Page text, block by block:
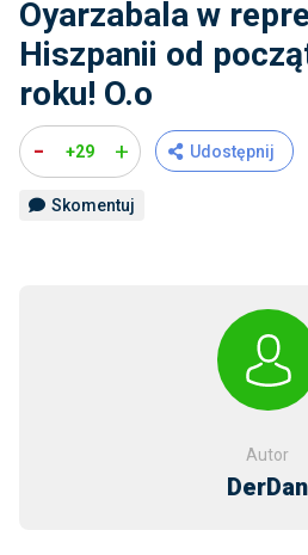
Oyarzabala w
Hiszpanii od
roku! O.o
- +29 + Udostępnij
Skomentuj
Autor
DerDan